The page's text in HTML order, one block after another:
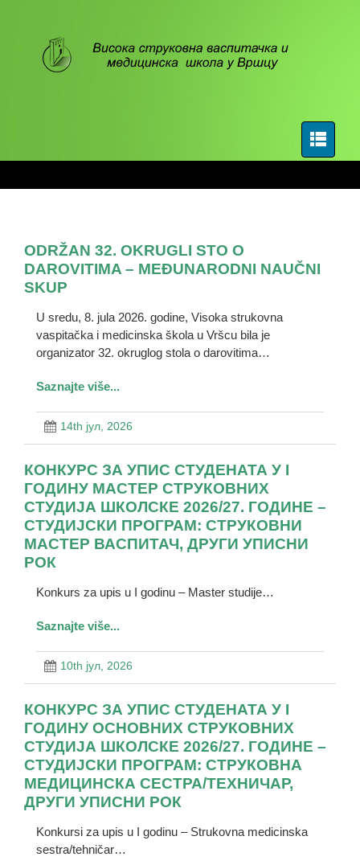
ODRŽAN 32. OKRUGLI STO O
DAROVITIMA – MEĐUNARODNI NAUČNI
SKUP
U sredu, 8. jula 2026. godine, Visoka strukovna
vaspitačka i medicinska škola u Vršcu bila je
organizator 32. okruglog stola o darovitima…
Saznajte više...
14th јул, 2026
КОНКУРС ЗА УПИС СТУДЕНАТА У I
ГОДИНУ МАСТЕР СТРУКОВНИХ
СТУДИЈА ШКОЛСКЕ 2026/27. ГОДИНЕ –
СТУДИЈСКИ ПРОГРАМ: СТРУКОВНИ
МАСТЕР ВАСПИТАЧ, ДРУГИ УПИСНИ
РОК
Konkurs za upis u I godinu – Master studije…
Saznajte više...
10th јул, 2026
КОНКУРС ЗА УПИС СТУДЕНАТА У I
ГОДИНУ ОСНОВНИХ СТРУКОВНИХ
СТУДИЈА ШКОЛСКЕ 2026/27. ГОДИНЕ –
СТУДИЈСКИ ПРОГРАМ: СТРУКОВНА
МЕДИЦИНСКА СЕСТРА/ТЕХНИЧАР,
ДРУГИ УПИСНИ РОК
Konkursi za upis u I godinu – Strukovna medicinska
sestra/tehničar…